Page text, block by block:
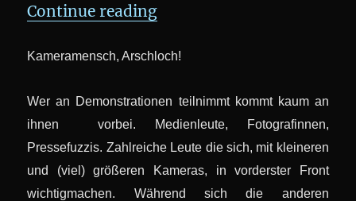
Continue reading„Creative Commons und
Kameramensch, Arschloch!
Wer an Demonstrationen teilnimmt kommt kaum an
ihnen vorbei. Medienleute, Fotografinnen,
Pressefuzzis. Zahlreiche Leute die sich, mit kleineren
und (viel) größeren Kameras, in vorderster Front
wichtigmachen. Während sich die anderen